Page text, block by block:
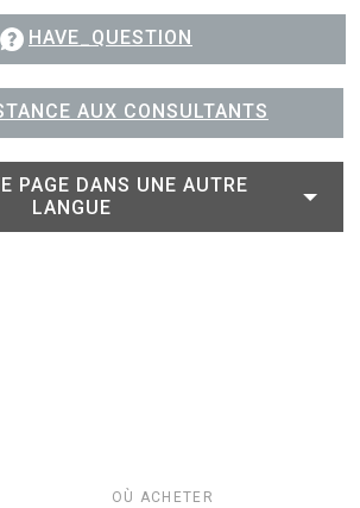
HAVE_QUESTION
AUX CONSULTANTS
PAGE DANS UNE AUTRE
LANGUE
OÙ ACHETER